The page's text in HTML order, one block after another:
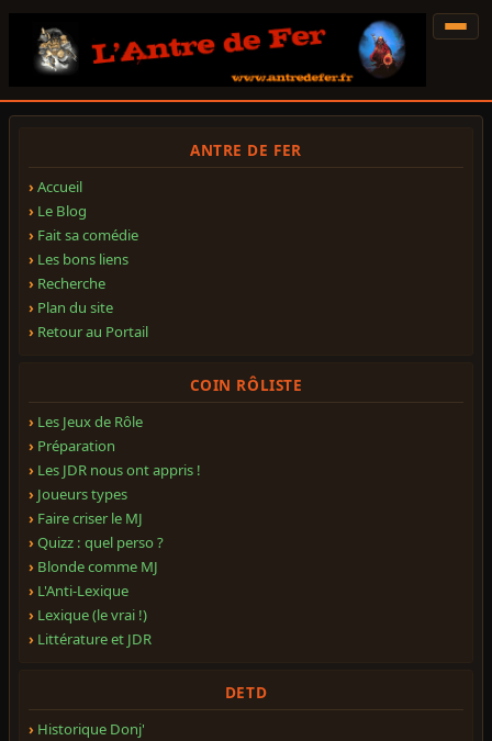
ANTRE DE FER
Accueil
Le Blog
Fait sa comédie
Les bons liens
Recherche
Plan du site
Retour au Portail
COIN RÔLISTE
Les Jeux de Rôle
Préparation
Les JDR nous ont appris !
Joueurs types
Faire criser le MJ
Quizz : quel perso ?
Blonde comme MJ
L'Anti-Lexique
Lexique (le vrai !)
Littérature et JDR
DETD
Historique Donj'